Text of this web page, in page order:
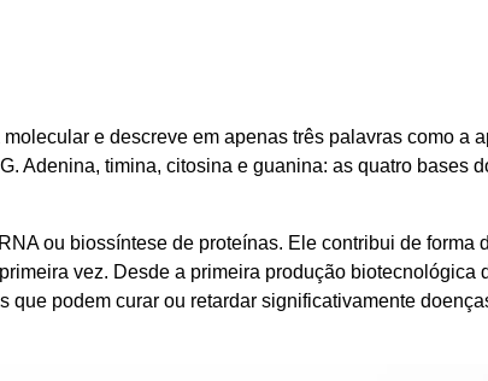
e descreve em apenas três palavras como a
Adenina, timina, citosina e guanina: as quatro bases
ou biossíntese de proteínas. Ele contribui de
vez. Desde a primeira produção
podem curar ou retardar significativamente